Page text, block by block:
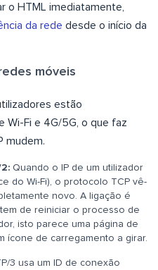
o HTML imediatamente,
da rede desde o início da
móveis
estão
Wi-Fi e 4G/5G, o que faz
mudem.
Quando o IP de um utilizador
do Wi-Fi), o protocolo TCP vê-
novo. A ligação é
de reiniciar o processo de
isto parece uma página de
ícone de carregamento a girar.
3 usa um ID de conexão